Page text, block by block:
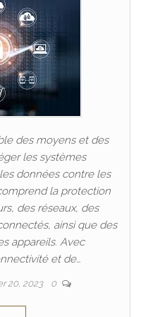
des moyens et des
les systèmes
données contre les
la protection
des réseaux, des
ainsi que des
appareils. Avec
et de…
20, 2023 0